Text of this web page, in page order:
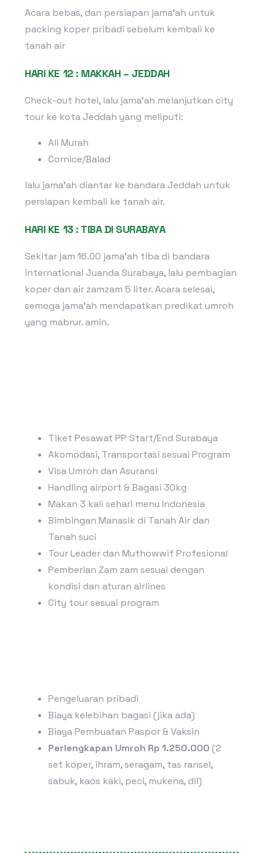
Acara bebas, dan persiapan jama’ah untuk
packing koper pribadi sebelum kembali ke
tanah air
HARI KE 12 : MAKKAH – JEDDAH
Check-out hotel, lalu jama’ah melanjutkan city
tour ke kota Jeddah yang meliputi:
Ali Murah
Cornice/Balad
lalu jama’ah diantar ke bandara Jeddah untuk
persiapan kembali ke tanah air.
HARI KE 13 : TIBA DI SURABAYA
Sekitar jam 16.00 jama’ah tiba di bandara
international Juanda Surabaya, lalu pembagian
koper dan air zamzam 5 liter. Acara selesai,
semoga jama’ah mendapatkan predikat umroh
yang mabrur. amin.
Tiket Pesawat PP Start/End Surabaya
Akomodasi, Transportasi sesuai Program
Visa Umroh dan Asuransi
Handling airport & Bagasi 30kg
Makan 3 kali sehari menu Indonesia
Bimbingan Manasik di Tanah Air dan
Tanah suci
Tour Leader dan Muthowwif Profesional
Pemberian Zam zam sesuai dengan
kondisi dan aturan airlines
City tour sesuai program
Pengeluaran pribadi
Biaya kelebihan bagasi (jika ada)
Biaya Pembuatan Paspor & Vaksin
Perlengkapan Umroh Rp 1.250.000 (2
set koper, ihram, seragam, tas ransel,
sabuk, kaos kaki, peci, mukena, dll)